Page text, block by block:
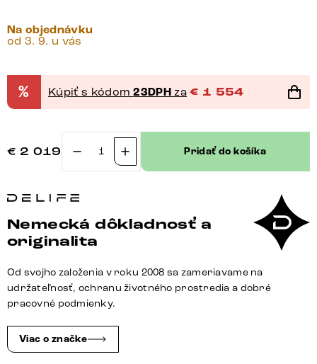
Na objednávku
od 3. 9. u vás
% Kúpiť s kódom23DPH za € 1 554
€ 2 019
množstvo
Solu
cm
dub
prírodná
2
dvierka
zásuvky
závesná
Pridať do košíka
Nemecká dôkladnosť a
originalita
Od svojho založenia v roku 2008 sa zameriavame na
udržateľnosť, ochranu životného prostredia a dobré
pracovné podmienky.
Viac o značke